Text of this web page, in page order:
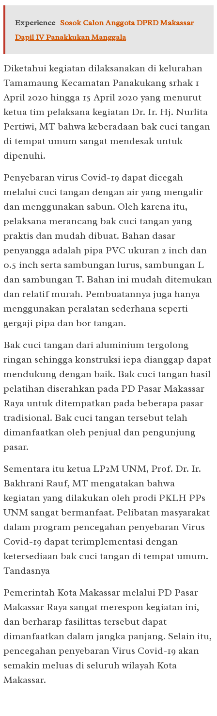
Experience Sosok Calon Anggota DPRD Makassar
Dapil IV Panakkukan Manggala
Diketahui kegiatan dilaksanakan di kelurahan
Tamamaung Kecamatan Panakukang srhak 1
April 2020 hingga 15 April 2020 yang menurut
ketua tim pelaksana kegiatan Dr. Ir. Hj. Nurlita
Pertiwi, MT bahwa keberadaan bak cuci tangan
di tempat umum sangat mendesak untuk
dipenuhi.
Penyebaran virus Covid-19 dapat dicegah
melalui cuci tangan dengan air yang mengalir
dan menggunakan sabun. Oleh karena itu,
pelaksana merancang bak cuci tangan yang
praktis dan mudah dibuat. Bahan dasar
penyangga adalah pipa PVC ukuran 2 inch dan
0.5 inch serta sambungan lurus, sambungan L
dan sambungan T. Bahan ini mudah ditemukan
dan relatif murah. Pembuatannya juga hanya
menggunakan peralatan sederhana seperti
gergaji pipa dan bor tangan.
Bak cuci tangan dari aluminium tergolong
ringan sehingga konstruksi iepa dianggap dapat
mendukung dengan baik. Bak cuci tangan hasil
pelatihan diserahkan pada PD Pasar Makassar
Raya untuk ditempatkan pada beberapa pasar
tradisional. Bak cuci tangan tersebut telah
dimanfaatkan oleh penjual dan pengunjung
pasar.
Sementara itu ketua LP2M UNM, Prof. Dr. Ir.
Bakhrani Rauf, MT mengatakan bahwa
kegiatan yang dilakukan oleh prodi PKLH PPs
UNM sangat bermanfaat. Pelibatan masyarakat
dalam program pencegahan penyebaran Virus
Covid-19 dapat terimplementasi dengan
ketersediaan bak cuci tangan di tempat umum.
Tandasnya
Pemerintah Kota Makassar melalui PD Pasar
Makassar Raya sangat merespon kegiatan ini,
dan berharap fasilittas tersebut dapat
dimanfaatkan dalam jangka panjang. Selain itu,
pencegahan penyebaran Virus Covid-19 akan
semakin meluas di seluruh wilayah Kota
Makassar.